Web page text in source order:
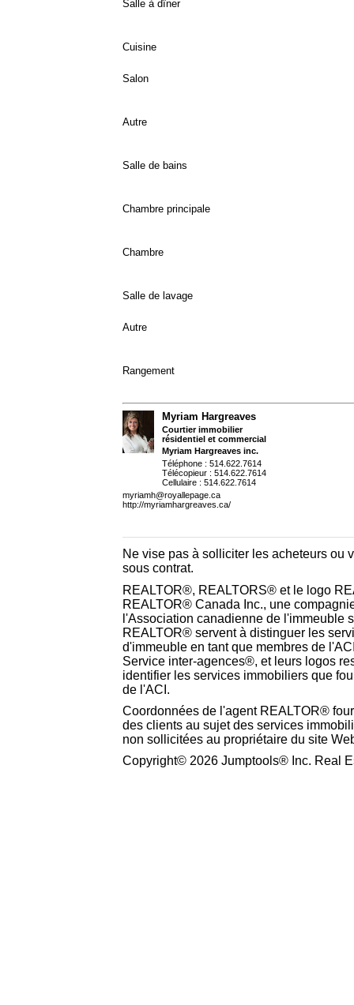
Salle à dîner
Cuisine
Salon
Autre
Salle de bains
Chambre principale
Chambre
Salle de lavage
Autre
Rangement
Myriam Hargreaves
Courtier immobilier
résidentiel et commercial
Myriam Hargreaves inc.
Téléphone : 514.622.7614
Télécopieur : 514.622.7614
Cellulaire : 514.622.7614
myriamh@royallepage.ca
http://myriamhargreaves.ca/
Ne vise pas à solliciter les acheteurs ou
sous contrat.
REALTOR®, REALTORS® et le logo
REALTOR® Canada Inc., une
l'Association canadienne de l'immeuble
REALTOR® servent à distinguer les
d'immeuble en tant que membres de
Service inter-agences®, et leurs logos
identifier les services immobiliers que
de l'ACI.
Coordonnées de l'agent REALTOR®
des clients au sujet des services
non sollicitées au propriétaire du site
Copyright© 2026 Jumptools® Inc. Real